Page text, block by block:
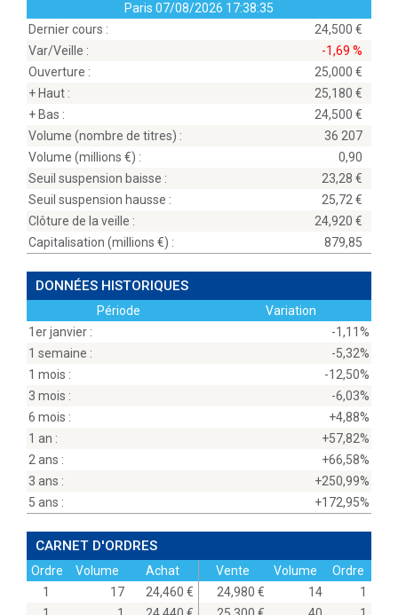
Paris 07/08/2026 17:38:35
Dernier cours :
24,500
Var/Veille :
-1,69 %
Ouverture :
25,000
+ Haut :
25,180
+ Bas :
24,500
Volume (nombre de titres) :
36 207
Volume (millions
) :
0,90
Seuil suspension baisse :
23,28
Seuil suspension hausse :
25,72
Clôture de la veille :
24,920
Capitalisation (millions
) : 879,85
DONNÉES HISTORIQUES
Période
Variation
1er janvier :
-1,11%
1 semaine :
-5,32%
1 mois :
-12,50%
3 mois :
-6,03%
6 mois :
+4,88%
1 an :
+57,82%
2 ans :
+66,58%
3 ans :
+250,99%
5 ans :
+172,95%
CARNET D'ORDRES
Ordre Volume
Achat
1
17
24,460
Vente Volume
Ordre
24,980
14
1